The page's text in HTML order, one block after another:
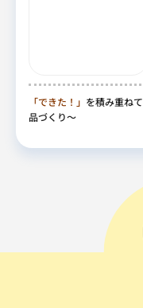
「できた！」 を積み重ねて
品づくり～